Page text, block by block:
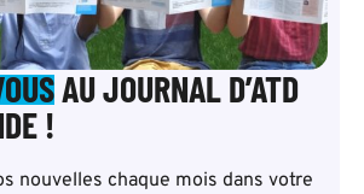
AU JOURNAL D’ATD
!
nouvelles chaque mois dans votre